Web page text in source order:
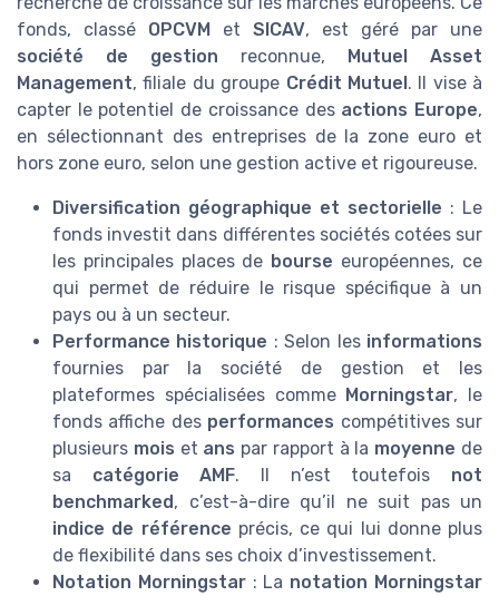
fonds, classé OPCVM et SICAV, est géré par une
société de gestion reconnue, Mutuel Asset
Management, filiale du groupe Crédit Mutuel. Il vise à
capter le potentiel de croissance des actions Europe,
en sélectionnant des entreprises de la zone euro et
hors zone euro, selon une gestion active et rigoureuse.
Diversification géographique et sectorielle : Le
fonds investit dans différentes sociétés cotées sur
les principales places de bourse européennes, ce
qui permet de réduire le risque spécifique à un
pays ou à un secteur.
Performance historique : Selon les informations
fournies par la société de gestion et les
plateformes spécialisées comme Morningstar, le
fonds affiche des performances compétitives sur
plusieurs mois et ans par rapport à la moyenne de
sa catégorie AMF. Il n’est toutefois not
benchmarked, c’est-à-dire qu’il ne suit pas un
indice de référence précis, ce qui lui donne plus
de flexibilité dans ses choix d’investissement.
Notation Morningstar: La notation Morningstar